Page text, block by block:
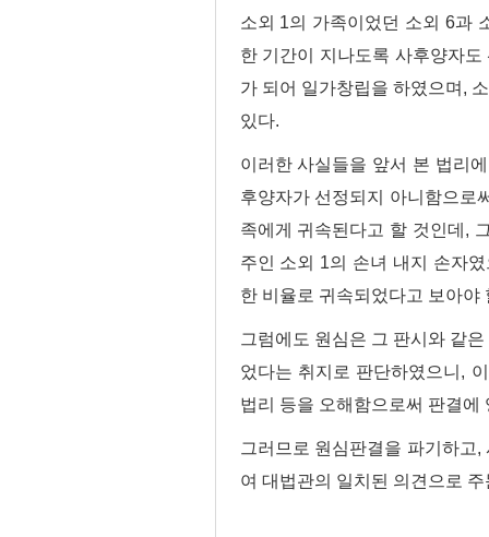
소외 1의 가족이었던 소외 6과
한 기간이 지나도록 사후양자
가 되어 일가창립을 하였으며,
있다.
이러한 사실들을 앞서 본 법리
후양자가 선정되지 아니함으로
족에게 귀속된다고 할 것인데,
주인 소외 1의 손녀 내지 손자
한 비율로 귀속되었다고 보아야
그럼에도 원심은 그 판시와 같
었다는 취지로 판단하였으니,
법리 등을 오해함으로써 판결에
그러므로 원심판결을 파기하고
여 대법관의 일치된 의견으로